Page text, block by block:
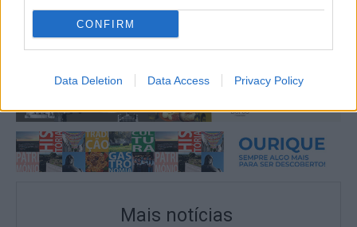
CONFIRM
Data Deletion Data Access Privacy Policy
Mais notícias